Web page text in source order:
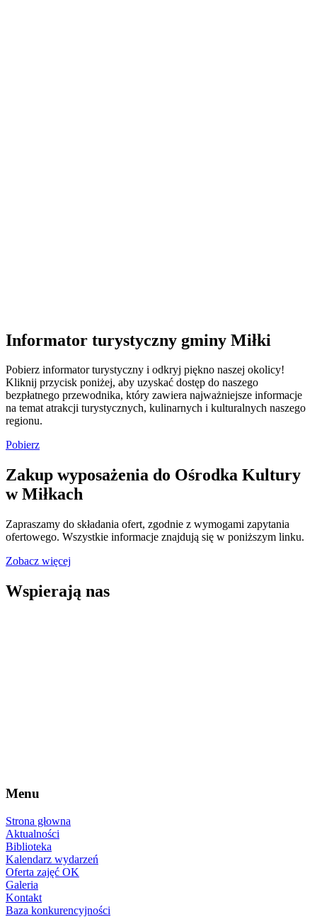
Informator turystyczny gminy Miłki
Pobierz informator turystyczny i odkryj piękno naszej okolicy!
Kliknij przycisk poniżej, aby uzyskać dostęp do naszego
bezpłatnego przewodnika, który zawiera najważniejsze informacje
na temat atrakcji turystycznych, kulinarnych i kulturalnych naszego
regionu.
Pobierz
Zakup wyposażenia do Ośrodka Kultury
w Miłkach
Zapraszamy do składania ofert, zgodnie z wymogami zapytania
ofertowego. Wszystkie informacje znajdują się w poniższym linku.
Zobacz więcej
Wspierają nas
Menu
Strona głowna
Aktualności
Biblioteka
Kalendarz wydarzeń
Oferta zajęć OK
Galeria
Kontakt
Baza konkurencyjności